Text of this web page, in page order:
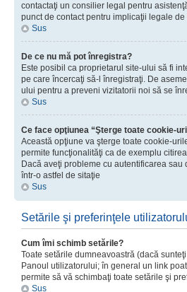
contactaţi un consilier legal pentru
punct de contact pentru implicaţii legale
Sus
De ce nu mă pot înregistra?
Este posibil ca proprietarul site-ului să fi
pe care încercaţi să-l înregistraţi. De
ului pentru a preveni vizitatorii noi să se
Sus
Ce face opţiunea “Şterge toate cookie-
Această opţiune va şterge toate cookie-
permite funcţionalităţi ca de exemplu
Dacă aveţi probleme cu autentificarea
într-o astfel de sitaţie
Sus
Setările şi preferinţele
Cum îmi schimb setările?
Toate setările dumneavoastră (dacă
Panoul utilizatorului; în general un link
permite să vă schimbaţi toate setările şi
Sus